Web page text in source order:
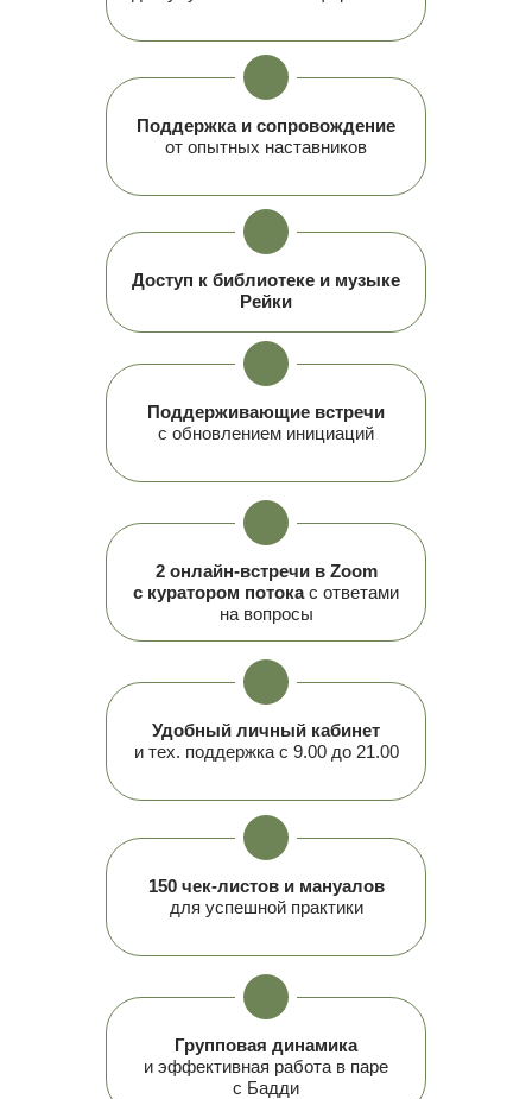
150 чек-листов и мануалов
для успешной практики
Поддерживающие встречи
с обновлением инициаций
Поддержка и сопровождение
от опытных наставников
Групповая динамика
и эффективная работа в паре
с Бадди
2 онлайн-встречи в Zoom
с куратором потокас ответами
на вопросы
Доступ к библиотеке и музыке
Рейки
Удобный личный кабинет
и тех. поддержка с 9.00 до 21.00